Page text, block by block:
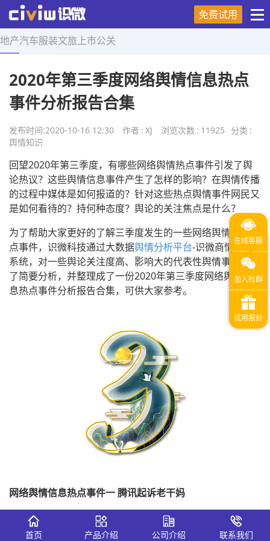
免费试用
地产汽车服装文旅 上市公关
首页 > 舆情知识 > 正文
2020年第三季度网络舆情信息热点
事件分析报告合集
发布时间:2020-10-16 12:30 作者 : XJ 浏览次数 : 11925 分类 :
舆情知识
回望2020年第三季度，有哪些网络舆情热点事件引发了舆
论热议？这些舆情信息事件产生了怎样的影响？在舆情传播
的过程中媒体是如何报道的？针对这些热点舆情事件网民又
是如何看待的？持何种态度？舆论的关注焦点是什么？
为了帮助大家更好的了解三季度发生的一些网络舆情信息热
点事件，识微科技通过大数据舆情分析平台-识微商情监测
系统，对一些舆论关注度高、影响大的代表性舆情事件进行
了简要分析，并整理成了一份2020年第三季度网络舆情信
息热点事件分析报告合集，可供大家参考。
网络舆情信息热点事件一 腾讯起诉老干妈
事件概述：
6月30日，腾讯起诉老干妈拖欠广告费用。7月1
日，贵阳公安发布公告，有3人伪造老干妈公司印章，冒充
首页 产品介绍 公司介绍 联系我们